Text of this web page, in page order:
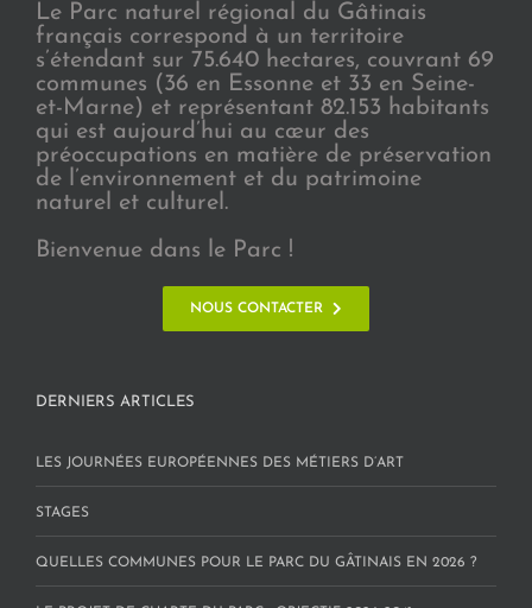
Le Parc naturel régional du Gâtinais
français correspond à un territoire
s’étendant sur 75.640 hectares, couvrant 69
communes (36 en Essonne et 33 en Seine-
et-Marne) et représentant 82.153 habitants
qui est aujourd’hui au cœur des
préoccupations en matière de préservation
de l’environnement et du patrimoine
naturel et culturel.
Bienvenue dans le Parc !
NOUS CONTACTER
DERNIERS ARTICLES
LES JOURNÉES EUROPÉENNES DES MÉTIERS D’ART
STAGES
QUELLES COMMUNES POUR LE PARC DU GÂTINAIS EN 2026 ?